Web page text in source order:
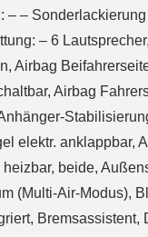
– –
– 6
Airbag
Airbag
elektr. anklappbar,
beide,
(Multi-Air-Modus),
Bremsassistent,